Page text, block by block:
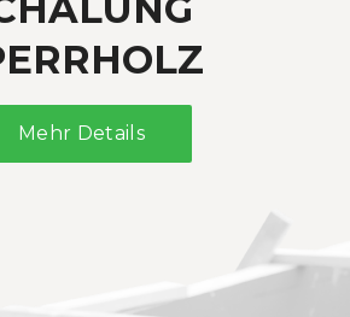
Mehr Details